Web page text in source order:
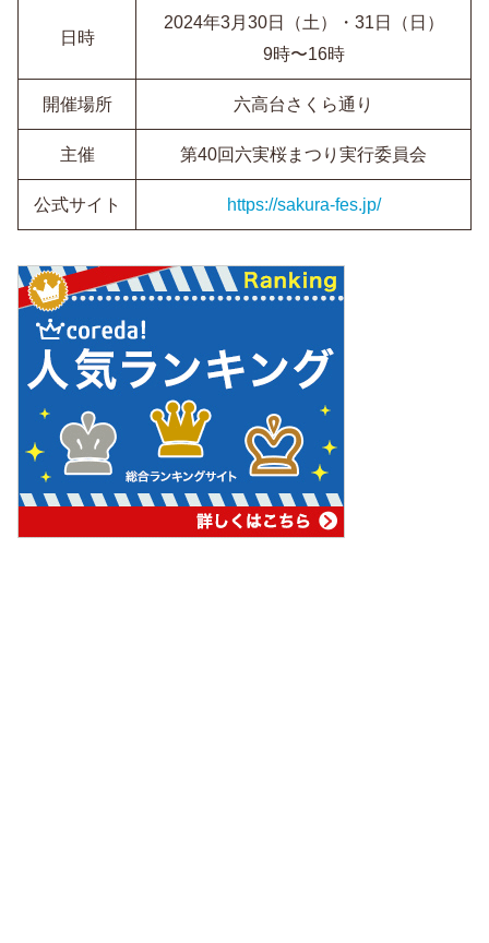
日時
2024年3月30日（土）・31日（日）
9時〜16時
開催場所 六高台さくら通り
主催 第40回六実桜まつり実行委員会
公式サイト https://sakura-fes.jp/